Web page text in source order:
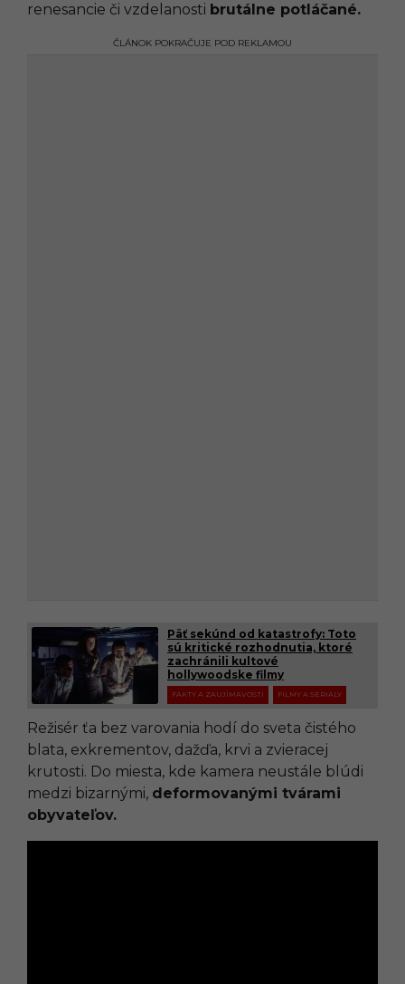
renesancie či vzdelanosti brutálne potláčané.
ČLÁNOK POKRAČUJE POD REKLAMOU
Päť sekúnd od katastrofy: Toto
sú kritické rozhodnutia, ktoré
zachránili kultové
hollywoodske filmy
FAKTY A ZAUJÍMAVOSTI FILMY A SERIÁLY
Režisér ťa bez varovania hodí do sveta čistého
blata, exkrementov, dažďa, krvi a zvieracej
krutosti. Do miesta, kde kamera neustále blúdi
medzi bizarnými, deformovanými tvárami
obyvateľov.